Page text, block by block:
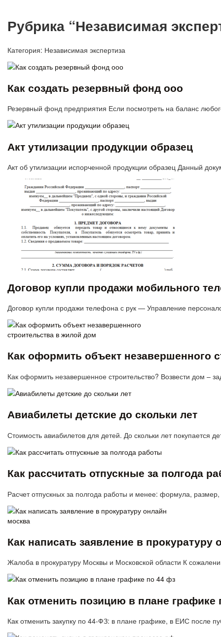
Рубрика “Независимая
Категория: Независимая экспертиза
Как создать резервный фонд ооо
Резервный фонд предприятия Если посмотреть на баланс
Акт утилизации продукции образец
Акт об утилизации испорченной продукции образец Данный
Договор купли продажи мобильного
Договор купли продажи телефона с рук — Управление
Как оформить объект незавершенного
Как оформить незавершенное строительство? Возвести дом –
Авиабилеты детские до скольки лет
Стоимость авиабилетов для детей. До скольки лет покупается
Как рассчитать отпускные за полгода
Расчет отпускных за полгода работы и менее: формула,
Как написать заявление в прокуратуру
Жалоба в прокуратуру Москвы и Московской области К
Как отменить позицию в плане графике
Как отменить закупку по 44-ФЗ: в плане графике, в ЕИС после